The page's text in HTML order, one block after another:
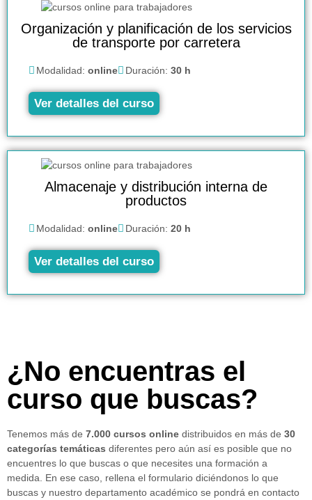
Organización y planificación de los servicios
de transporte por carretera
Modalidad: online Duración: 30 h
Ver detalles del curso
Almacenaje y distribución interna de
productos
Modalidad: online Duración: 20 h
Ver detalles del curso
¿No encuentras el
curso que buscas?
Tenemos más de 7.000 cursos online distribuidos en más de 30
categorías temáticas diferentes pero aún así es posible que no
encuentres lo que buscas o que necesites una formación a
medida. En ese caso, rellena el formulario diciéndonos lo que
buscas y nuestro departamento académico se pondrá en contacto